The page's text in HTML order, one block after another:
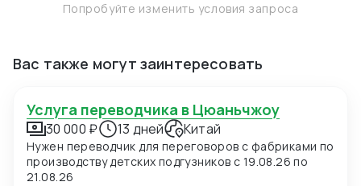
Попробуйте изменить условия запроса
Вас также могут заинтересовать
Услуга переводчика в Цюаньчжоу
30 000 ₽ 13 дней Китай
Нужен переводчик для переговоров с фабриками по
производству детских подгузников с 19.08.26 по
21.08.26